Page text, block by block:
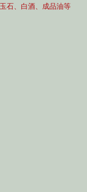
石、白酒、成品油等